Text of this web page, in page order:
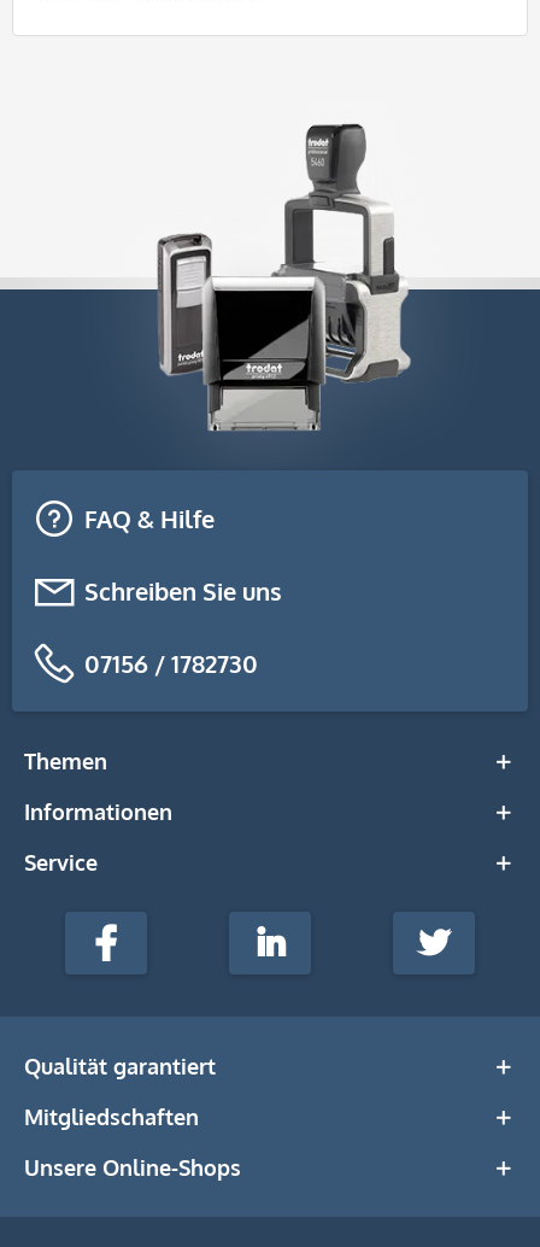
FAQ & Hilfe
Schreiben Sie uns
07156 / 1782730
Themen
Informationen
Service
stempel-
Media
Facebook LinkedIn Twitter
Qualität garantiert
Mitgliedschaften
Unsere Online-Shops